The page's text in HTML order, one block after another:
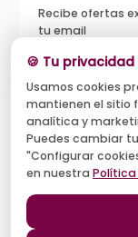
Recibe ofertas
tu email
Acepto recibir
email según la
cuando quiera.
🍪 Tu
Usamos cookies
mantienen el sitio
analítica y
Puedes cambiar
"Configurar
en nuestra